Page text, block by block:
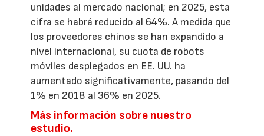
unidades al mercado nacional; en 2025, esta
cifra se habrá reducido al 64%. A medida que
los proveedores chinos se han expandido a
nivel internacional, su cuota de robots
móviles desplegados en EE. UU. ha
aumentado significativamente, pasando del
1% en 2018 al 36% en 2025.
Más información sobre nuestro
estudio.